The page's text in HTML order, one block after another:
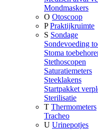
Mondmaskers
O Otoscoop
P Praktijkruimte
S Sondage
Sondevoeding
Stoma
Stethoscopen
Saturatiemeters
Steeklakens
Startpakket
Sterilisatie
T Thermometers
Tracheo
U Urinepotjes